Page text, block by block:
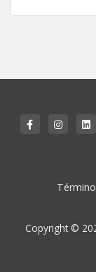
Copyright ©